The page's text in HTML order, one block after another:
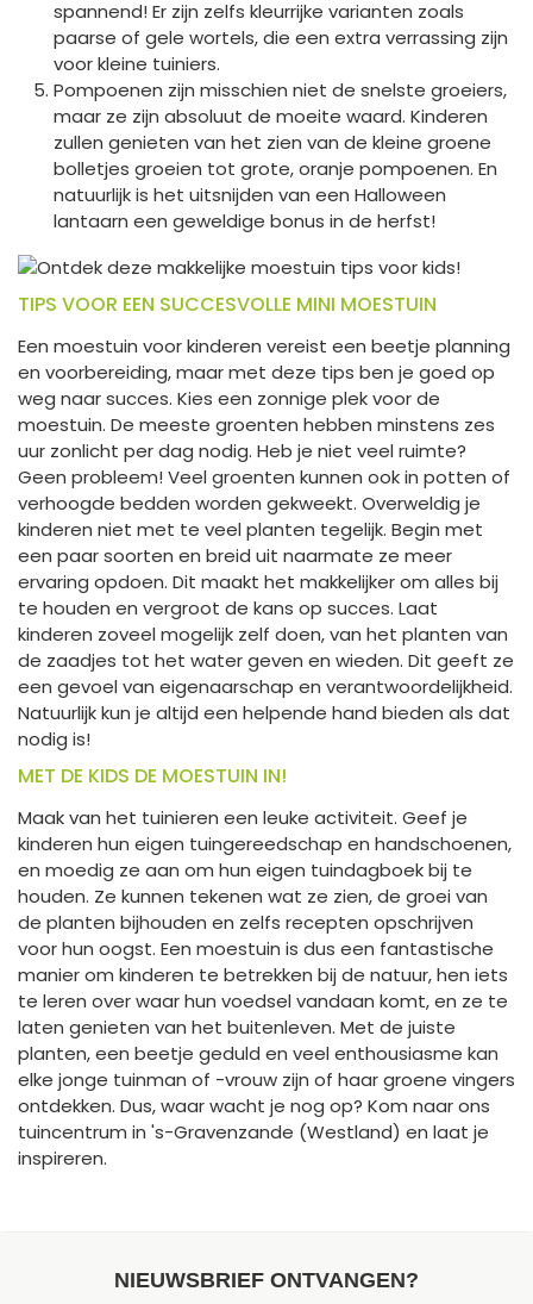
spannend! Er zijn zelfs kleurrijke varianten zoals
paarse of gele wortels, die een extra verrassing zijn
voor kleine tuiniers.
Pompoenen zijn misschien niet de snelste groeiers,
maar ze zijn absoluut de moeite waard. Kinderen
zullen genieten van het zien van de kleine groene
bolletjes groeien tot grote, oranje pompoenen. En
natuurlijk is het uitsnijden van een Halloween
lantaarn een geweldige bonus in de herfst!
TIPS VOOR EEN SUCCESVOLLE MINI MOESTUIN
Een moestuin voor kinderen vereist een beetje planning
en voorbereiding, maar met deze tips ben je goed op
weg naar succes. Kies een zonnige plek voor de
moestuin. De meeste groenten hebben minstens zes
uur zonlicht per dag nodig. Heb je niet veel ruimte?
Geen probleem! Veel groenten kunnen ook in potten of
verhoogde bedden worden gekweekt. Overweldig je
kinderen niet met te veel planten tegelijk. Begin met
een paar soorten en breid uit naarmate ze meer
ervaring opdoen. Dit maakt het makkelijker om alles bij
te houden en vergroot de kans op succes. Laat
kinderen zoveel mogelijk zelf doen, van het planten van
de zaadjes tot het water geven en wieden. Dit geeft ze
een gevoel van eigenaarschap en verantwoordelijkheid.
Natuurlijk kun je altijd een helpende hand bieden als dat
nodig is!
MET DE KIDS DE MOESTUIN IN!
Maak van het tuinieren een leuke activiteit. Geef je
kinderen hun eigen tuingereedschap en handschoenen,
en moedig ze aan om hun eigen tuindagboek bij te
houden. Ze kunnen tekenen wat ze zien, de groei van
de planten bijhouden en zelfs recepten opschrijven
voor hun oogst. Een moestuin is dus een fantastische
manier om kinderen te betrekken bij de natuur, hen iets
te leren over waar hun voedsel vandaan komt, en ze te
laten genieten van het buitenleven. Met de juiste
planten, een beetje geduld en veel enthousiasme kan
elke jonge tuinman of -vrouw zijn of haar groene vingers
ontdekken. Dus, waar wacht je nog op? Kom naar ons
tuincentrum in 's-Gravenzande (Westland) en laat je
inspireren.
NIEUWSBRIEF ONTVANGEN?